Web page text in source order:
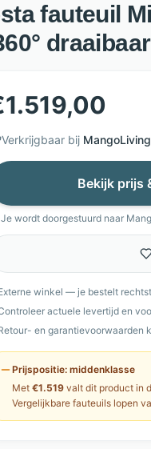
fauteuil
1.519,00
Verkrijgbaar bij MangoLiving
Bekijk prijs
Je wordt doorgestuurd naar
winkel — je bestelt
actuele levertijd en
en garantievoorwaarden
Prijspositie: middenklasse
Met €1.519 valt dit product in
Vergelijkbare fauteuils lopen